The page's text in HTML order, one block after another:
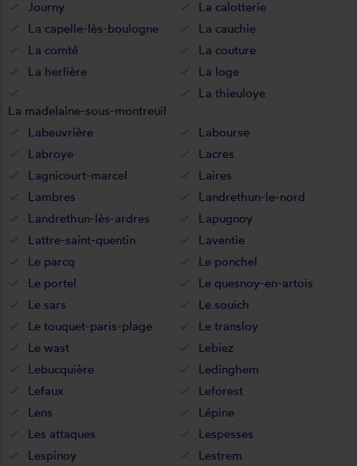
Journy
La calotterie
La capelle-lès-boulogne
La cauchie
La comté
La couture
La herlière
La loge
La madelaine-sous-montreuil
La thieuloye
Labeuvrière
Labourse
Labroye
Lacres
Lagnicourt-marcel
Laires
Lambres
Landrethun-le-nord
Landrethun-lès-ardres
Lapugnoy
Lattre-saint-quentin
Laventie
Le parcq
Le ponchel
Le portel
Le quesnoy-en-artois
Le sars
Le souich
Le touquet-paris-plage
Le transloy
Le wast
Lebiez
Lebucquière
Ledinghem
Lefaux
Leforest
Lens
Lépine
Les attaques
Lespesses
Lespinoy
Lestrem